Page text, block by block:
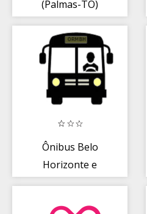
(Palmas-TO)
Ônibus Belo
Horizonte e